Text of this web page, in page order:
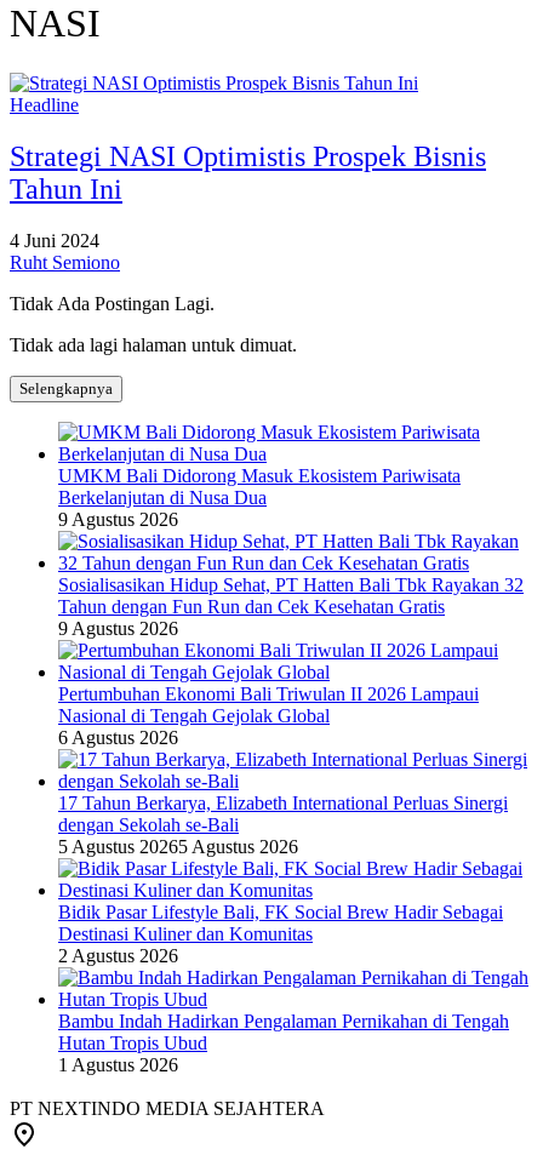
NASI
Headline
Strategi NASI Optimistis Prospek Bisnis
Tahun Ini
4 Juni 2024
Ruht Semiono
Tidak Ada Postingan Lagi.
Tidak ada lagi halaman untuk dimuat.
Selengkapnya
UMKM Bali Didorong Masuk Ekosistem Pariwisata
Berkelanjutan di Nusa Dua
9 Agustus 2026
Sosialisasikan Hidup Sehat, PT Hatten Bali Tbk Rayakan 32
Tahun dengan Fun Run dan Cek Kesehatan Gratis
9 Agustus 2026
Pertumbuhan Ekonomi Bali Triwulan II 2026 Lampaui
Nasional di Tengah Gejolak Global
6 Agustus 2026
17 Tahun Berkarya, Elizabeth International Perluas Sinergi
dengan Sekolah se-Bali
5 Agustus 20265 Agustus 2026
Bidik Pasar Lifestyle Bali, FK Social Brew Hadir Sebagai
Destinasi Kuliner dan Komunitas
2 Agustus 2026
Bambu Indah Hadirkan Pengalaman Pernikahan di Tengah
Hutan Tropis Ubud
1 Agustus 2026
PT NEXTINDO MEDIA SEJAHTERA